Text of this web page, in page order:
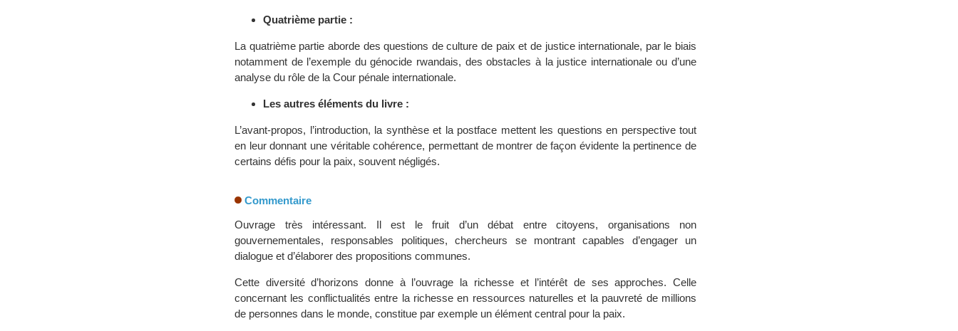
Quatrième partie :
La quatrième partie aborde des questions de culture de paix et de justice internationale, par le biais
notamment de l’exemple du génocide rwandais, des obstacles à la justice internationale ou d’une
analyse du rôle de la Cour pénale internationale.
Les autres éléments du livre :
L’avant-propos, l’introduction, la synthèse et la postface mettent les questions en perspective tout
en leur donnant une véritable cohérence, permettant de montrer de façon évidente la pertinence de
certains défis pour la paix, souvent négligés.
Commentaire
Ouvrage très intéressant. Il est le fruit d’un débat entre citoyens, organisations non
gouvernementales, responsables politiques, chercheurs se montrant capables d’engager un
dialogue et d’élaborer des propositions communes.
Cette diversité d’horizons donne à l’ouvrage la richesse et l’intérêt de ses approches. Celle
concernant les conflictualités entre la richesse en ressources naturelles et la pauvreté de millions
de personnes dans le monde, constitue par exemple un élément central pour la paix.